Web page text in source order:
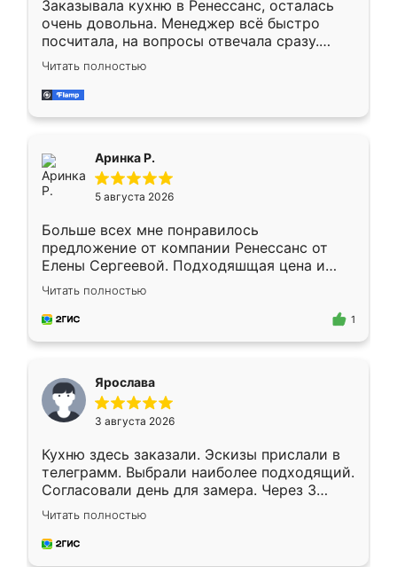
Заказывала кухню в Ренессанс, осталась
очень довольна. Менеджер всё быстро
посчитала, на вопросы отвечала сразу.
Замерщик приехал в субботу, подошёл к
делу со всей ответственностью. Собрали
за день, ребята работали аккуратно, даже
Читать полностью
Аринка Р.
5 августа 2026
Больше всех мне понравилось
предложение от компании Ренессанс от
Елены Сергеевой. Подходяшщая цена и
короткие сроки изготовления. Приехавший
для замера сотрудник Владислав
предложил по моему эскизу самый
Читать полностью
1
Ярослава
3 августа 2026
Кухню здесь заказали. Эскизы прислали в
телеграмм. Выбрали наиболее подходящий.
Согласовали день для замера. Через 3
недели кухня была уже готова. Остались
довольны работой. Спасибо Ренессанс
мебель за качественную работу!
Читать полностью